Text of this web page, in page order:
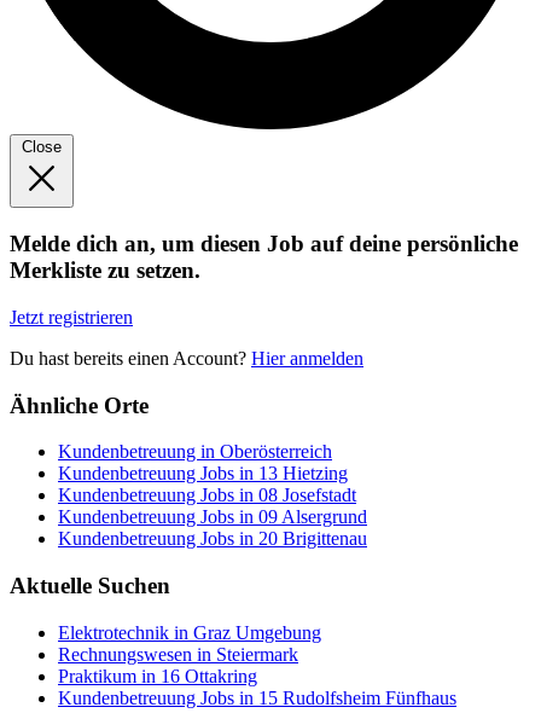
Close
Melde dich an, um diesen Job auf deine persönliche
Merkliste zu setzen.
Jetzt registrieren
Du hast bereits einen Account? Hier anmelden
Ähnliche Orte
Kundenbetreuung in Oberösterreich
Kundenbetreuung Jobs in 13 Hietzing
Kundenbetreuung Jobs in 08 Josefstadt
Kundenbetreuung Jobs in 09 Alsergrund
Kundenbetreuung Jobs in 20 Brigittenau
Aktuelle Suchen
Elektrotechnik in Graz Umgebung
Rechnungswesen in Steiermark
Praktikum in 16 Ottakring
Kundenbetreuung Jobs in 15 Rudolfsheim Fünfhaus